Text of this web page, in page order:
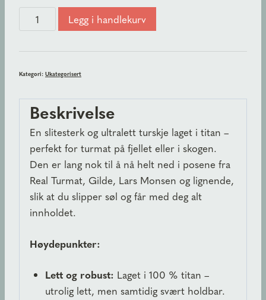
Lang
turskje
antall
Legg i handlekurv
Kategori: Ukategorisert
Beskrivelse
En slitesterk og ultralett turskje laget i titan –
perfekt for turmat på fjellet eller i skogen.
Den er lang nok til å nå helt ned i posene fra
Real Turmat, Gilde, Lars Monsen og lignende,
slik at du slipper søl og får med deg alt
innholdet.
Høydepunkter:
Lett og robust: Laget i 100 % titan –
utrolig lett, men samtidig svært holdbar.